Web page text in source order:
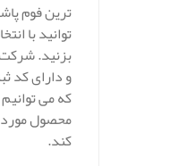
ترین فوم
توانید با
بزنید.
و دارای کد
که می
محصول مورد
کند.